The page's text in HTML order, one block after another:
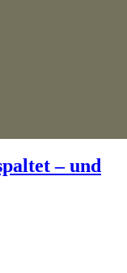
– und